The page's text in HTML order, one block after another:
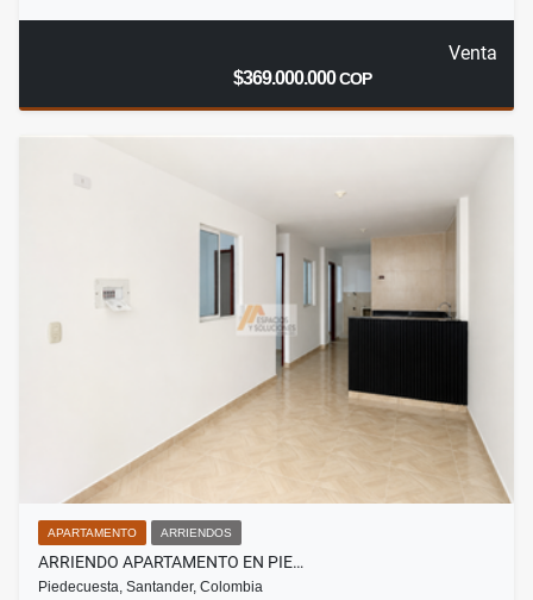
Venta
$369.000.000COP
APARTAMENTO ARRIENDOS
ARRIENDO APARTAMENTO EN PIE…
Piedecuesta, Santander, Colombia